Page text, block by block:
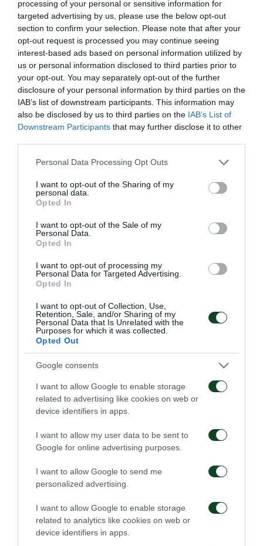
processing of your personal or sensitive information for
targeted advertising by us, please use the below opt-out
section to confirm your selection. Please note that after your
opt-out request is processed you may continue seeing
interest-based ads based on personal information utilized by
us or personal information disclosed to third parties prior to
your opt-out. You may separately opt-out of the further
disclosure of your personal information by third parties on the
IAB’s list of downstream participants. This information may
also be disclosed by us to third parties on the IAB’s List of
Downstream Participants that may further disclose it to other
Please note that this website/app uses one or more Google
not limited to your visit or usage behaviour. You may click to
grant or deny consent to Google and its third-party tags to
use your data for below specified purposes in below Google
consent section.
Personal Data Processing Opt Outs
I want to opt-out of the Sharing of my
personal data.
Opted In
I want to opt-out of the Sale of my
Personal Data.
Opted In
I want to opt-out of processing my
Personal Data for Targeted Advertising.
Opted In
I want to opt-out of Collection, Use,
Retention, Sale, and/or Sharing of my
Personal Data that Is Unrelated with the
Purposes for which it was collected.
Opted Out
Google consents
I want to allow Google to enable storage
related to advertising like cookies on web or
device identifiers in apps.
I want to allow my user data to be sent to
Google for online advertising purposes.
I want to allow Google to send me
personalized advertising.
I want to allow Google to enable storage
related to analytics like cookies on web or
device identifiers in apps.
θα προσπαθήσω να τα καταφέρω. Λίγους μήνες
πριν μπορεί να μην πίστευα όλα όσα ζω το τελευταίο
διάστημα στον Παναθηναϊκό. Πάντα μέσα μου
πίστευα ότι θα γυρίσω εδώ, θα παίξω και θα δεχθώ
την αγάπη του συλλόγου και του κόσμου. Έτυχε να
γίνει τώρα αυτό, είμαι ευγνώμων γι’ αυτό και ζω το
όνειρό μου! Δεν θέλω να σκέφτομαι πολύ
μελλοντικά γιατί μου αρέσει πολύ να ζω το σήμερα,
το παρόν με τον Παναθηναϊκό. Το πάω βήμα- βήμα
και μελλοντικά ό,τι έρθει θα είναι καλό. Κάποια
στιγμή στην καριέρα μου θα ήθελα να παίξω κι εκτός
Ελλάδας, αλλά κάθετι στην ώρα του».